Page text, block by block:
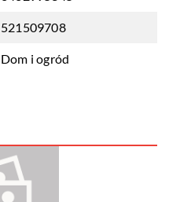
521509708
Dom i ogród